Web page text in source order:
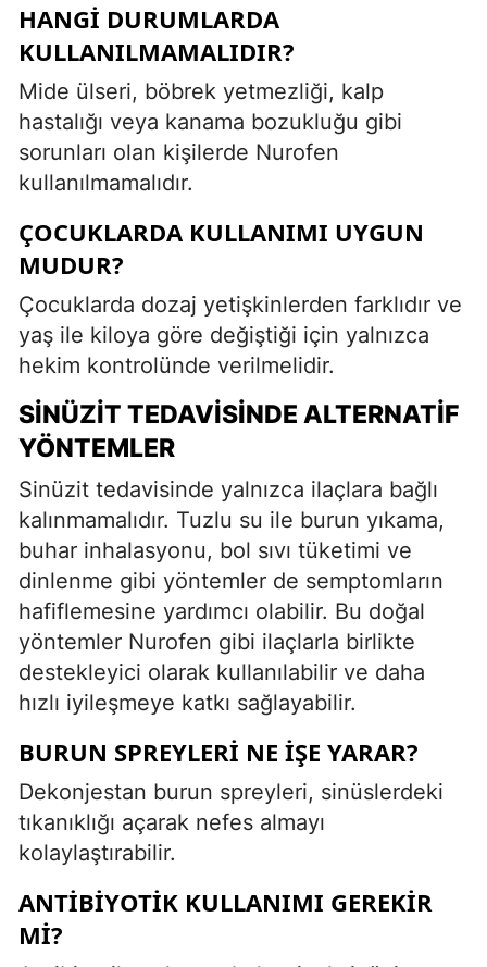
HANGI DURUMLARDA
KULLANILMAMALIDIR?
Mide ülseri, böbrek yetmezliği, kalp
hastalığı veya kanama bozukluğu gibi
sorunları olan kişilerde Nurofen
kullanılmamalıdır.
ÇOCUKLARDA KULLANIMI UYGUN
MUDUR?
Çocuklarda dozaj yetişkinlerden farklıdır ve
yaş ile kiloya göre değiştiği için yalnızca
hekim kontrolünde verilmelidir.
SINÜZIT TEDAVISINDE ALTERNATIF
YÖNTEMLER
Sinüzit tedavisinde yalnızca ilaçlara bağlı
kalınmamalıdır. Tuzlu su ile burun yıkama,
buhar inhalasyonu, bol sıvı tüketimi ve
dinlenme gibi yöntemler de semptomların
hafiflemesine yardımcı olabilir. Bu doğal
yöntemler Nurofen gibi ilaçlarla birlikte
destekleyici olarak kullanılabilir ve daha
hızlı iyileşmeye katkı sağlayabilir.
BURUN SPREYLERI NE İŞE YARAR?
Dekonjestan burun spreyleri, sinüslerdeki
tıkanıklığı açarak nefes almayı
kolaylaştırabilir.
ANTIBIYOTIK KULLANIMI GEREKIR
MI?